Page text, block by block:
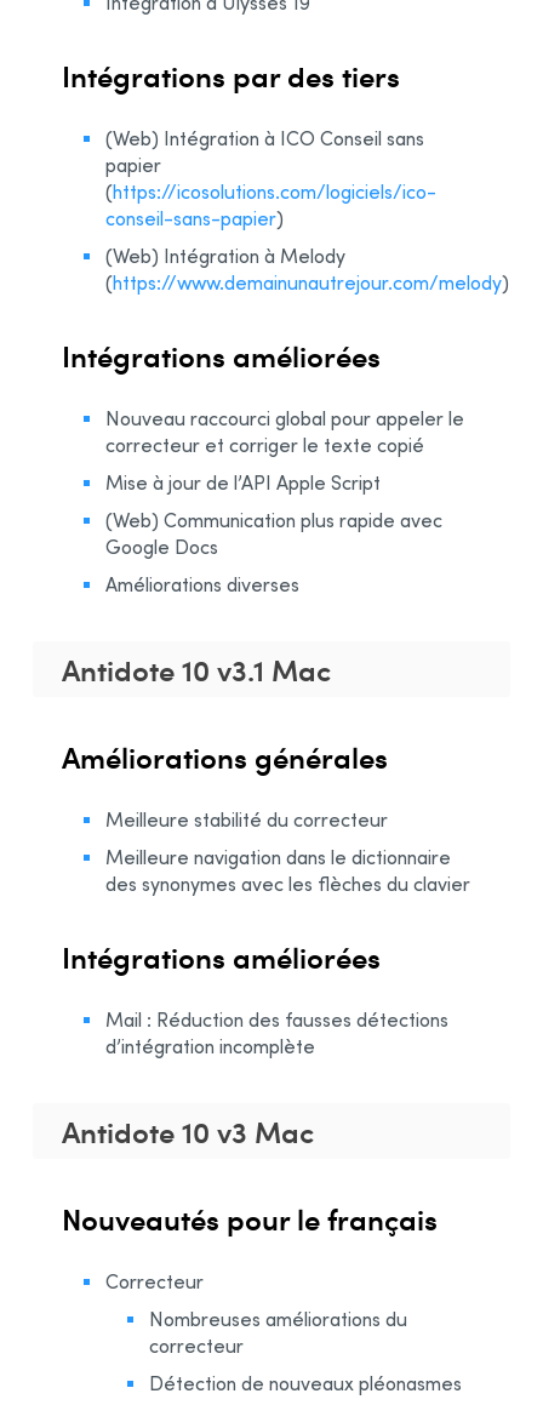
Intégrations par des tiers
(Web) Intégration à ICO Conseil sans
papier
(https://icosolutions.com/logiciels/ico-
conseil-sans-papier)
(Web) Intégration à Melody
(https://www.demainunautrejour.com/melody)
Intégrations améliorées
Nouveau raccourci global pour appeler le
correcteur et corriger le texte copié
Mise à jour de l’API Apple Script
(Web) Communication plus rapide avec
Google Docs
Améliorations diverses
Antidote 10 v3.1 Mac
Améliorations générales
Meilleure stabilité du correcteur
Meilleure navigation dans le dictionnaire
des synonymes avec les flèches du clavier
Intégrations améliorées
Mail : Réduction des fausses détections
d’intégration incomplète
Antidote 10 v3 Mac
Nouveautés pour le français
Correcteur
Nombreuses améliorations du
correcteur
Détection de nouveaux pléonasmes